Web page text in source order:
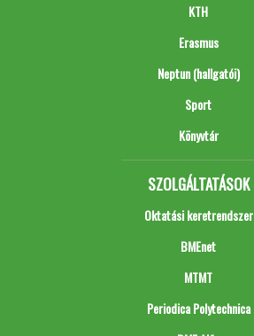
KTH
Erasmus
Neptun (hallgatói)
Sport
Könyvtár
SZOLGÁLTATÁSOK
Oktatási keretrendszer
BMEnet
MTMT
Periodica Polytechnica